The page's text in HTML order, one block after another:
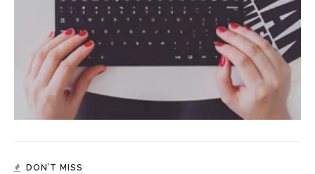
DON’T MISS